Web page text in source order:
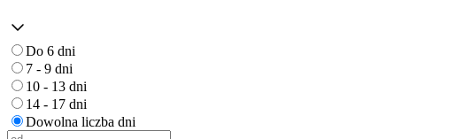
Do 6 dni
7 - 9 dni
10 - 13 dni
14 - 17 dni
Dowolna liczba dni